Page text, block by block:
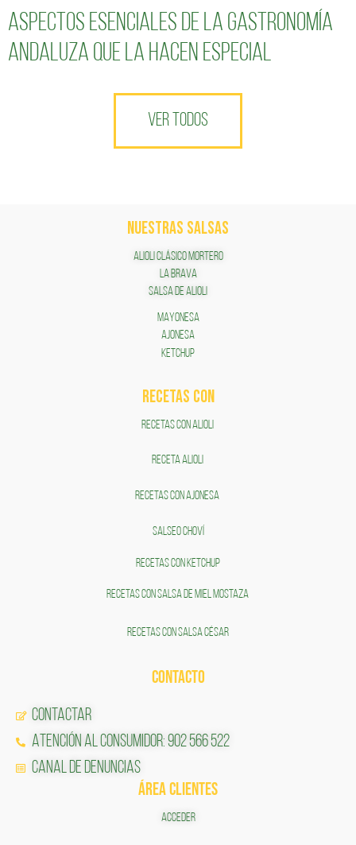
Aspectos esenciales de la gastronomía
andaluza que la hacen especial
VER TODOS
NUESTRAS SALSAS
ALIOLI CLÁSICO MORTERO
LA BRAVA
SALSA DE ALIOLI
MAYONESA
AJONESA
KETCHUP
RECETAS COn
RECETAS CON ALIOLI
RECETA ALIOLI
RECETAS CON AJONESA
SALSEO CHOVÍ
RECETAS CON KETCHUP
RECETAS CON SALSA DE MIEL MOSTAZA
RECETAS CON SALSA CÉSAR
CONTACTO
Contactar
Atención al Consumidor: 902 566 522
Canal de Denuncias
ÁREA CLIENTES
ACCEDER